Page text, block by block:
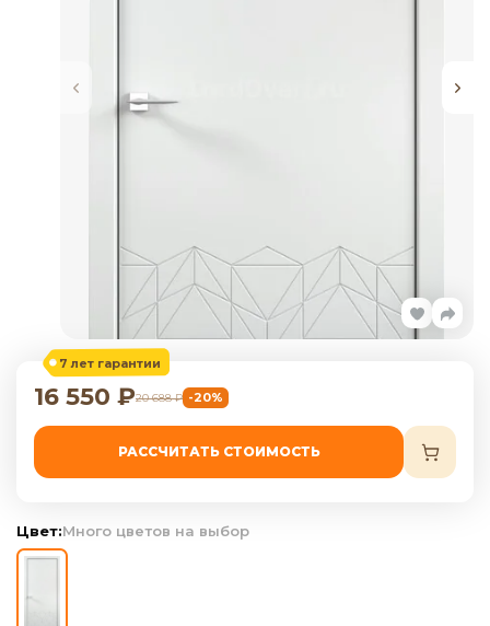
7 лет гарантии
16 550 ₽20 688₽ -20%
РАССЧИТАТЬ СТОИМОСТЬ
Цвет:Много цветов на выбор